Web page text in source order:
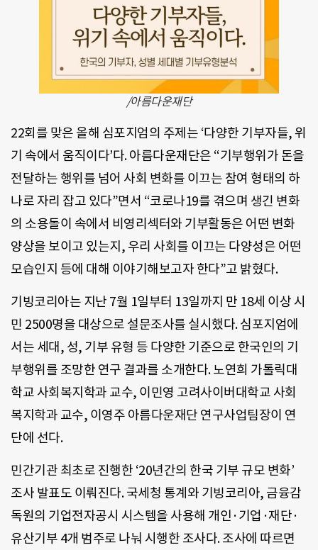
/아름다운재단
22회를 맞은 올해 심포지엄의 주제는 ‘다양한 기부자들, 위
기 속에서 움직이다’다. 아름다운재단은 “기부행위가 돈을
전달하는 행위를 넘어 사회 변화를 이끄는 참여 형태의 하
나로 자리 잡고 있다”면서 “코로나19를 겪으며 생긴 변화
의 소용돌이 속에서 비영리섹터와 기부활동은 어떤 변화
양상을 보이고 있는지, 우리 사회를 이끄는 다양성은 어떤
모습인지 등에 대해 이야기해보고자 한다”고 밝혔다.
기빙코리아는 지난 7월 1일부터 13일까지 만 18세 이상 시
민 2500명을 대상으로 설문조사를 실시했다. 심포지엄에
서는 세대, 성, 기부 유형 등 다양한 기준으로 한국인의 기
부행위를 조망한 연구 결과를 소개한다. 노연희 가톨릭대
학교 사회복지학과 교수, 이민영 고려사이버대학교 사회
복지학과 교수, 이영주 아름다운재단 연구사업팀장이 연
단에 선다.
민간기관 최초로 진행한 ‘20년간의 한국 기부 규모 변화’
조사 발표도 이뤄진다. 국세청 통계와 기빙코리아, 금융감
독원의 기업전자공시 시스템을 사용해 개인·기업·재단·
유산기부 4개 범주로 나눠 시행한 조사다. 조사에 따르면